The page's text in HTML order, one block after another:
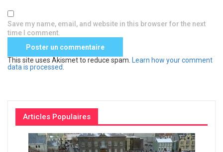
Save my name, email, and website in this browser for the next
time I comment.
This site uses Akismet to reduce spam.
Learn how your comment
data is processed
Articles Populaires